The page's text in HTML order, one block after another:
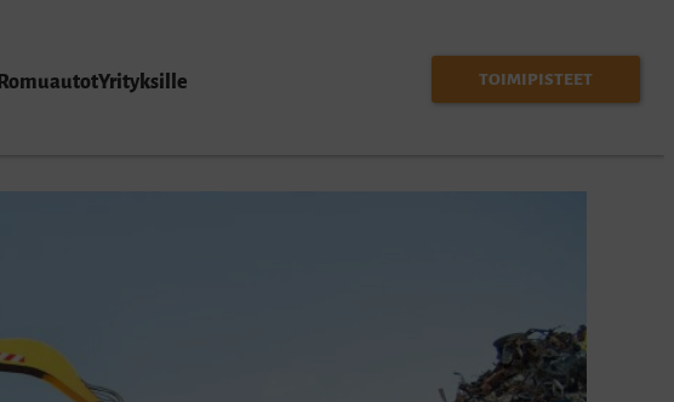
RomuautotYrityksille TOIMIPISTEET